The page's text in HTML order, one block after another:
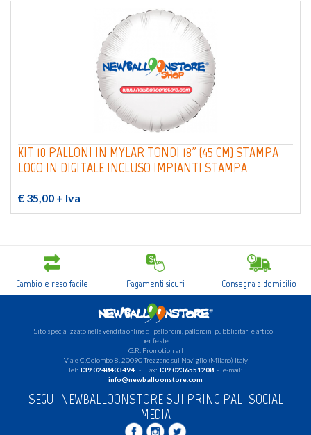
KIT 10 PALLONI IN MYLAR TONDI 18" (45 CM) STAMPA
LOGO IN DIGITALE INCLUSO IMPIANTI STAMPA
€ 35,00 + Iva
Cambio e reso facile Pagamenti sicuri Consegna a domicilio
Sito specializzato nella vendita online di palloncini, palloncini pubblicitari e articoli
per feste.
G.R. Promotion srl
Viale C.Colombo 8, 20090 Trezzano sul Naviglio (Milano) Italy
Tel:+39 0248403494- Fax:+39 0236551208- e-mail:
info@newballoonstore.com
SEGUI NEWBALLOONSTORE SUI PRINCIPALI SOCIAL
MEDIA